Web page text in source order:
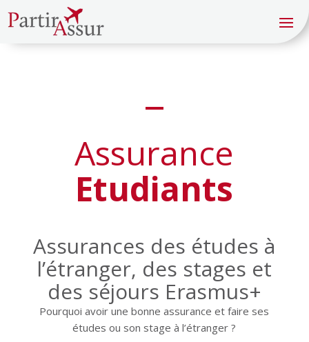
Assurance
Etudiants
Assurances des études à
l’étranger, des stages et
des séjours Erasmus+
Pourquoi avoir une bonne assurance et faire ses
études ou son stage à l’étranger ?